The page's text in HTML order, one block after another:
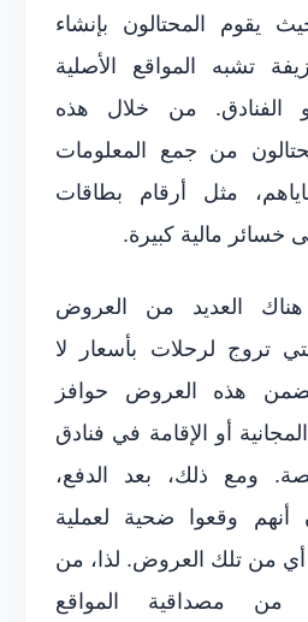
يقوم المحتالون بإنشاء
تشبه المواقع الأصلية
الفنادق. من خلال هذه
من جمع المعلومات
مثل أرقام بطاقات
خسائر مالية كبيرة.
العديد من العروض
تروج لرحلات بأسعار لا
هذه العروض حوافز
أو الإقامة في فنادق
ومع ذلك، بعد الدفع،
وقعوا ضحية لعملية
أي من تلك العروض. لذا، من
من مصداقية المواقع